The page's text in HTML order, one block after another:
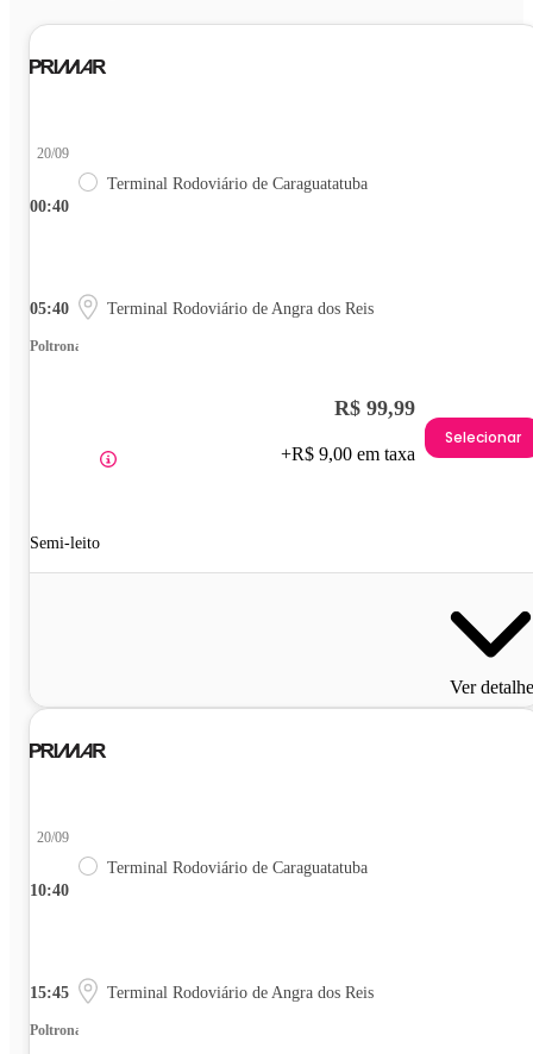
00:40
20/09
Terminal Rodoviário de Caraguatatuba
05:40 Terminal Rodoviário de Angra dos Reis
Poltrona
Semi-leito
R$ 99,99
+R$ 9,00 em taxa
Selecionar
Ver
10:40
20/09
Terminal Rodoviário de Caraguatatuba
15:45 Terminal Rodoviário de Angra dos Reis
Poltrona